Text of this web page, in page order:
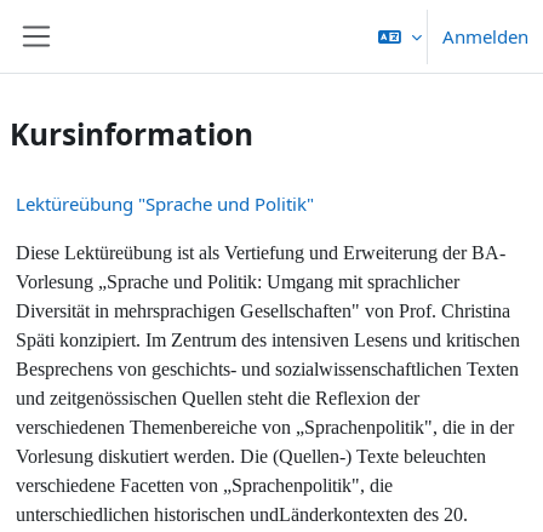
Anmelden
Kursinformation
Lektüreübung "Sprache und Politik"
Diese Lektüreübung ist als Vertiefung und Erweiterung der BA-
Vorlesung „Sprache und Politik: Umgang mit sprachlicher
Diversität in mehrsprachigen Gesellschaften" von Prof. Christina
Späti konzipiert. Im Zentrum des intensiven Lesens und kritischen
Besprechens von geschichts- und sozialwissenschaftlichen Texten
und zeitgenössischen Quellen steht die Reflexion der
verschiedenen Themenbereiche von „Sprachenpolitik", die in der
Vorlesung diskutiert werden. Die (Quellen-) Texte beleuchten
verschiedene Facetten von „Sprachenpolitik", die
unterschiedlichen historischen undLänderkontexten des 20.